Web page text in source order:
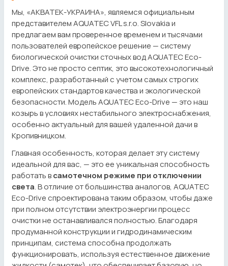
Мы, «АКВАТЕК-УКРАИНА», являемся официальным
представителем AQUATEC VFL s.r.o. Slovakia и
предлагаем вам проверенное временем и тысячами
пользователей европейское решение — систему
биологической очистки сточных вод AQUATEC Eco-
Drive. Это не просто септик, это высокотехнологичный
комплекс, разработанный с учетом самых строгих
европейских стандартов качества и экологической
безопасности. Модель AQUATEC Eco-Drive — это наш
козырь в условиях нестабильного электроснабжения,
особенно актуальный для вашей удаленной дачи в
Кропивницком.
Главная особенность, которая делает эту систему
идеальной для вас, — это ее уникальная способность
работать всамотечном режиме при отключении
света. В отличие от большинства аналогов, AQUATEC
Eco-Drive спроектирована таким образом, чтобы даже
при полном отсутствии электроэнергии процесс
очистки не останавливался полностью. Благодаря
продуманной конструкции и гидродинамическим
принципам, система способна продолжать
функционировать, используя естественное движение